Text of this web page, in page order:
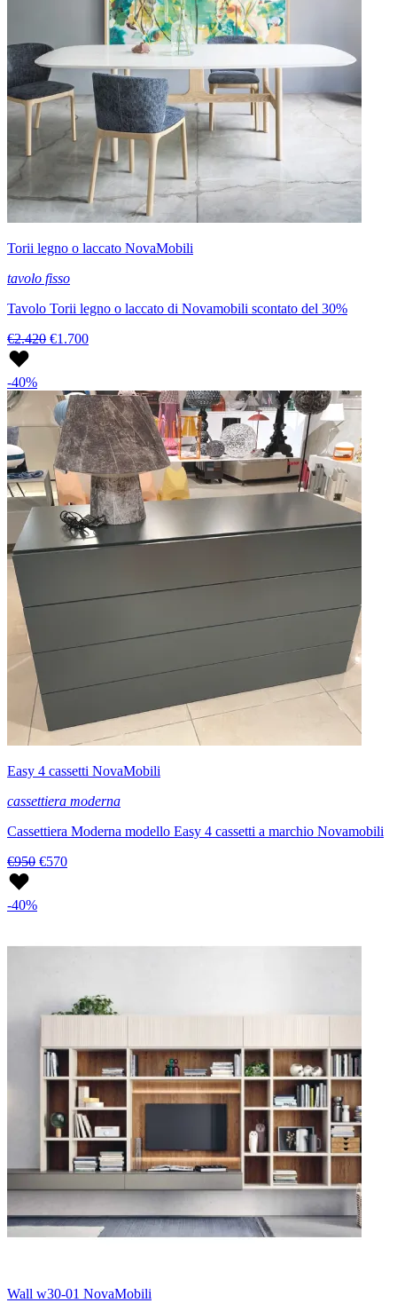
Torii legno o laccato NovaMobili
tavolo fisso
Tavolo Torii legno o laccato di Novamobili scontato del 30%
€2.420 €1.700
-40%
Easy 4 cassetti NovaMobili
cassettiera moderna
Cassettiera Moderna modello Easy 4 cassetti a marchio Novamobili
€950 €570
-40%
Wall w30-01 NovaMobili